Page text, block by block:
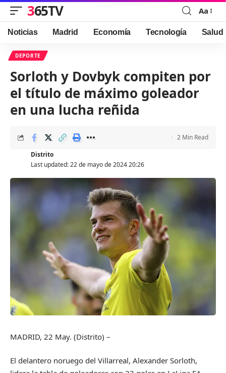
365TV
Font
Resizer
Aa
Noticias Madrid Economía Tecnología Salud
DEPORTE
Sorloth y Dovbyk compiten por
el título de máximo goleador
en una lucha reñida
Last updated: 22 de mayo de 2024 20:26
Distrito
2 Min Read
MADRID, 22 May. (Distrito) –
El delantero noruego del Villarreal, Alexander Sorloth,